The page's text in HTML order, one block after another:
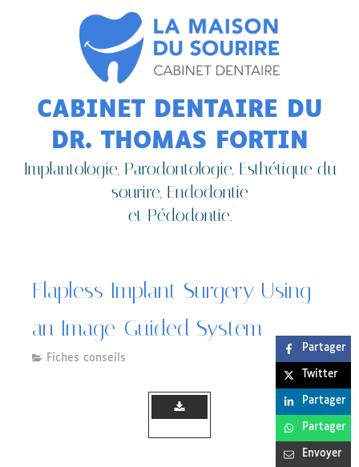
CABINET DENTAIRE DU
DR. THOMAS FORTIN
Implantologie, Parodontologie, Esthétique du
sourire, Endodontie
et Pédodontie.
Flapless Implant Surgery Using
an Image-Guided System
Fiches conseils
Partager
Twitter
Partager
Partager
Envoyer